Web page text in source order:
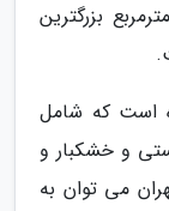
تجاری بزرگ با مساحتی بالغ بر 1700000 مترمربع بزرگترین
است که شامل
و خشکبار و
می توان به